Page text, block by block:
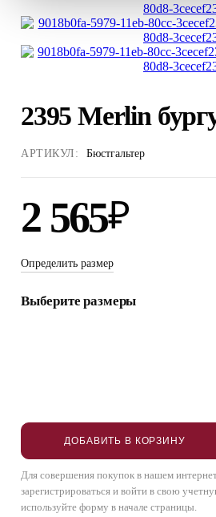
2395 Merlin
АРТИКУЛ: Бюстгальтер
2 565₽
Определить размер
Выберите размеры
ДОБАВИТЬ В КОРЗИНУ
Для совершения покупок в нашем
зарегистрироваться и войти в свою
используйте форму в начале страницы.